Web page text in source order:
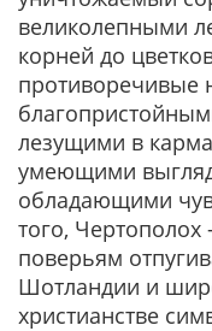
великолепными
корней до
противоречивые
лезущими в
умеющими
обладающими
того, Чертополох
поверьям
Шотландии и
христианстве